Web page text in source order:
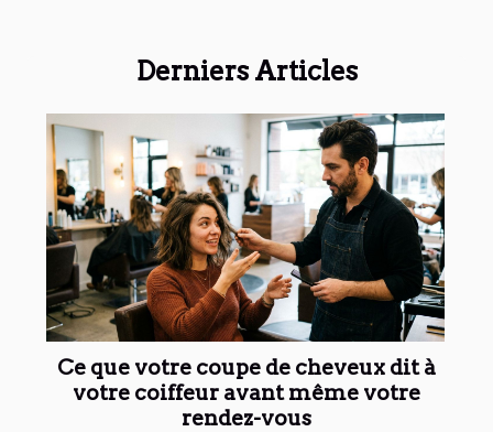
Derniers Articles
Ce que votre coupe de cheveux dit à
votre coiffeur avant même votre
rendez-vous